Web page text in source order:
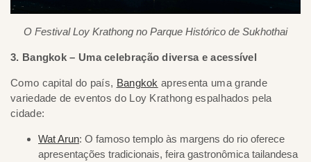
O Festival Loy Krathong no Parque Histórico de Sukhothai
3. Bangkok – Uma celebração diversa e acessível
Como capital do país, Bangkok apresenta uma grande
variedade de eventos do Loy Krathong espalhados pela
cidade:
Wat Arun: O famoso templo às margens do rio oferece
apresentações tradicionais, feira gastronômica tailandesa